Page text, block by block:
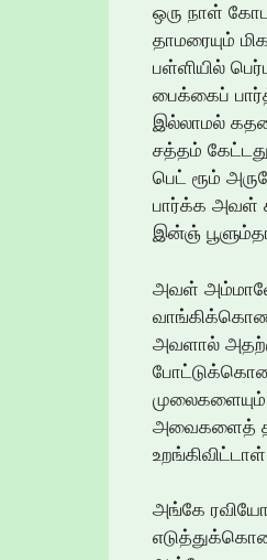
ஒரு நாள்
தாமரையும்
பள்ளியில்
பைக்கைப்
இல்லாமல்
சத்தம்
பெட் ரூம்
பார்க்க அவள்
இன்ஞ்
அவள்
அவளால்
அவைகளைத்
அங்கே